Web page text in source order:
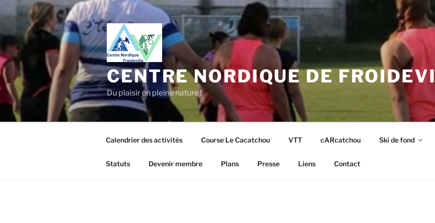
au
contenu
principal
CENTRE NORDIQUE DE
Du plaisir en pleine nature !
Calendrier des activités Course Le Cacatchou VTT cARcatchou Ski de fond
Statuts Devenir membre Plans Presse Liens Contact